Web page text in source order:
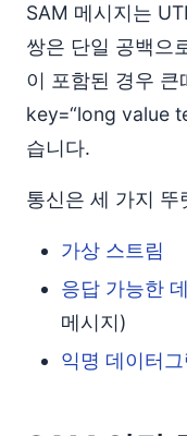
SAM 메시지는
쌍은 단일 공백으
이 포함된 경우 큰
key=“long value
습니다.
통신은 세 가지 뚜
가상 스트림
응답 가능한
메시지)
익명 데이터그